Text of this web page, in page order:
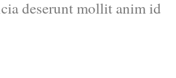
deserunt mollit anim id